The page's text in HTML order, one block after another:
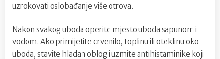
uzrokovati oslobađanje više otrova.
Nakon svakog uboda operite mjesto uboda sapunom i
vodom. Ako primijetite crvenilo, toplinu ili oteklinu oko
uboda, stavite hladan oblog i uzmite antihistaminike koji